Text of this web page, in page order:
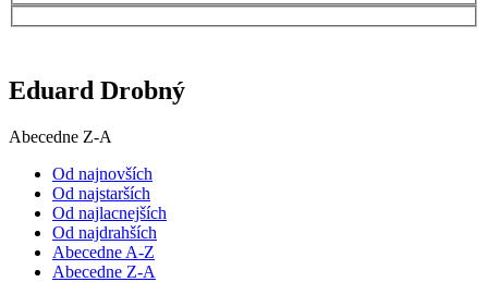
Eduard Drobný
Abecedne Z-A
Od najnovších
Od najstarších
Od najlacnejších
Od najdrahších
Abecedne A-Z
Abecedne Z-A